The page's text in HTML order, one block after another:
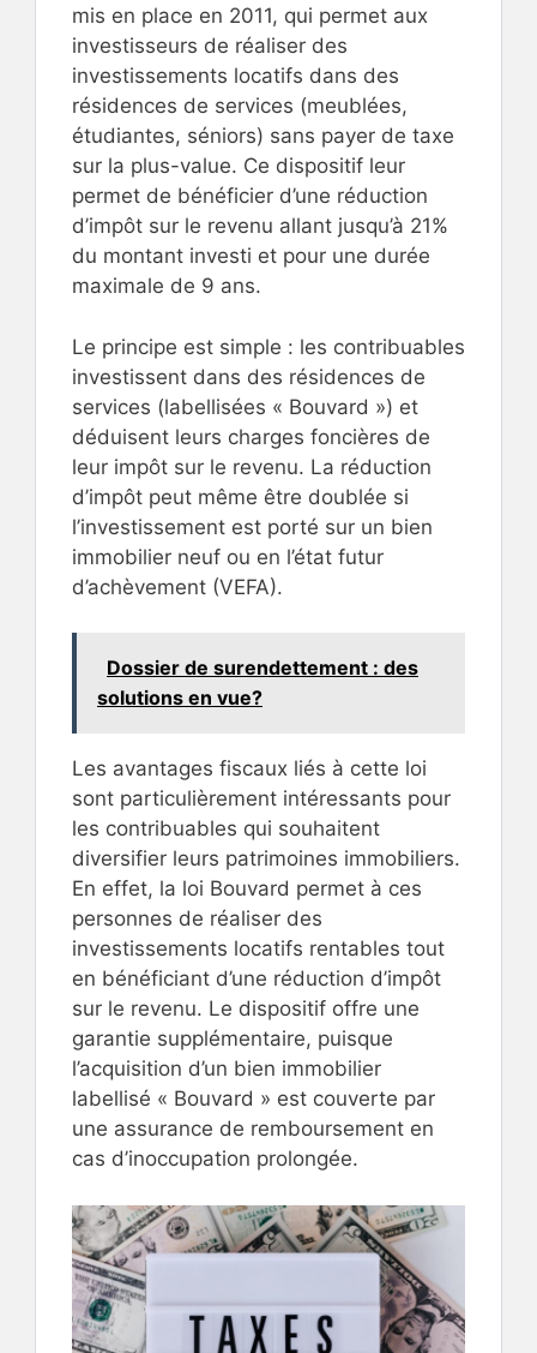
mis en place en 2011, qui permet aux
investisseurs de réaliser des
investissements locatifs dans des
résidences de services (meublées,
étudiantes, séniors) sans payer de taxe
sur la plus-value. Ce dispositif leur
permet de bénéficier d’une réduction
d’impôt sur le revenu allant jusqu’à 21%
du montant investi et pour une durée
maximale de 9 ans.
Le principe est simple : les contribuables
investissent dans des résidences de
services (labellisées « Bouvard ») et
déduisent leurs charges foncières de
leur impôt sur le revenu. La réduction
d’impôt peut même être doublée si
l’investissement est porté sur un bien
immobilier neuf ou en l’état futur
d’achèvement (VEFA).
Dossier de surendettement : des
solutions en vue?
Les avantages fiscaux liés à cette loi
sont particulièrement intéressants pour
les contribuables qui souhaitent
diversifier leurs patrimoines immobiliers.
En effet, la loi Bouvard permet à ces
personnes de réaliser des
investissements locatifs rentables tout
en bénéficiant d’une réduction d’impôt
sur le revenu. Le dispositif offre une
garantie supplémentaire, puisque
l’acquisition d’un bien immobilier
labellisé « Bouvard » est couverte par
une assurance de remboursement en
cas d’inoccupation prolongée.